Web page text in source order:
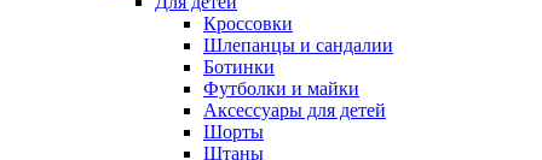
Кроссовки
Шлепанцы и сандалии
Ботинки
Футболки и майки
Аксессуары для детей
Шорты
Штаны